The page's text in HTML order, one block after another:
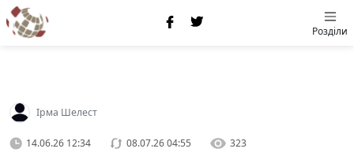
Розділи
Ірма Шелест
14.06.26 12:34 08.07.26 04:55 323